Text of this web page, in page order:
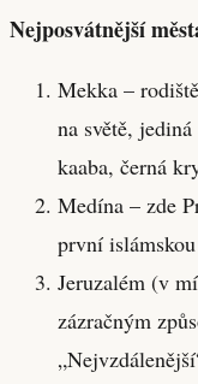
Nejposvátnější
Mekka –
na světě,
kaaba, černá
Medína – zde
první
Jeruzalém (v
zázračným